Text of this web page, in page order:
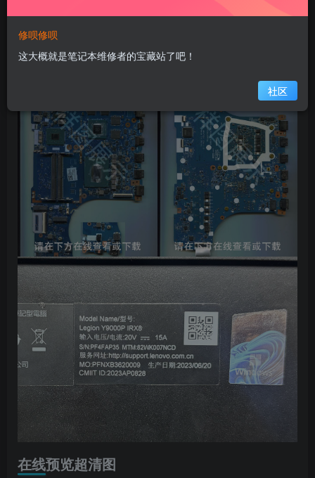
缩略图
在线预览超清图
修呗修呗
这大概就是笔记本维修者的宝藏站了吧！
社区